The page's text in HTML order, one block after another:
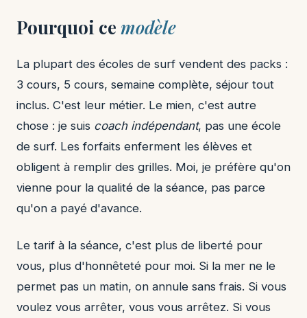
Pourquoi ce modèle
La plupart des écoles de surf vendent des packs :
3 cours, 5 cours, semaine complète, séjour tout
inclus. C'est leur métier. Le mien, c'est autre
chose : je suis coach indépendant, pas une école
de surf. Les forfaits enferment les élèves et
obligent à remplir des grilles. Moi, je préfère qu'on
vienne pour la qualité de la séance, pas parce
qu'on a payé d'avance.
Le tarif à la séance, c'est plus de liberté pour
vous, plus d'honnêteté pour moi. Si la mer ne le
permet pas un matin, on annule sans frais. Si vous
voulez vous arrêter, vous vous arrêtez. Si vous